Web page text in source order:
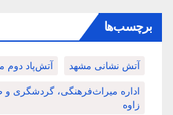
برچسب‌ها
آتش نشانی مشهد آتش‌پاد دوم
اداره میراث‌فرهنگی، گردشگری و
زاوه